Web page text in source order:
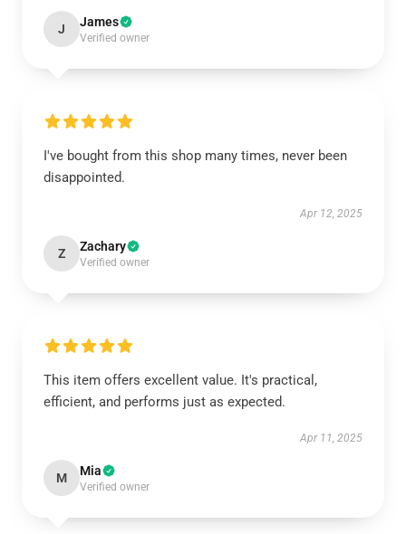
J James
Verified owner
I've bought from this shop many times, never been
disappointed.
Apr 12, 2025
Z Zachary
Verified owner
This item offers excellent value. It's practical,
efficient, and performs just as expected.
Apr 11, 2025
M Mia
Verified owner